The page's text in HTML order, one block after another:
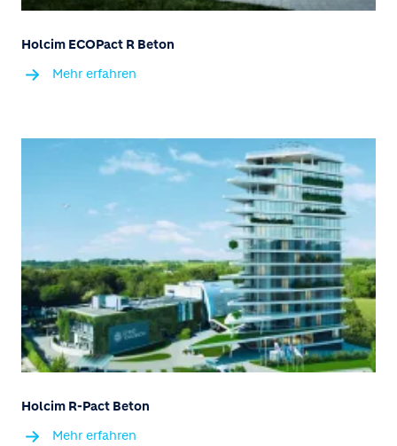
Holcim ECOPact R Beton
Mehr erfahren
Holcim R-Pact Beton
Mehr erfahren